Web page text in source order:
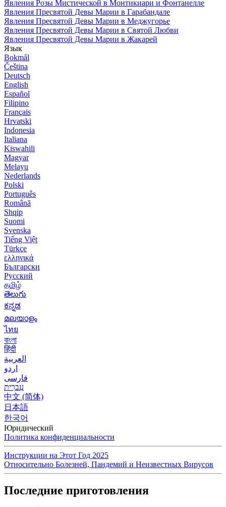
Явления Розы Мистической в Монтикиари и Фонтанелле
Явления Пресвятой Девы Марии в Гарабандале
Явления Пресвятой Девы Марии в Меджугорье
Явления Пресвятой Девы Марии в Святой Любви
Явления Пресвятой Девы Марии в Жакарей
Язык
Bokmål
Čeština
Deutsch
English
Español
Filipino
Français
Hrvatski
Indonesia
Italiana
Kiswahili
Magyar
Melayu
Nederlands
Polski
Português
Română
Shqip
Suomi
Svenska
Tiếng Việt
Türkçe
ελληνικά
Български
Русский
தமிழ்
తెలుగు
ಕನ್ನಡ
മലയാളം
ไทย
বাংলা
हिंदी
العربية
اردو
فارسی
עִברִית
中文 (简体)
日本語
한국어
Юридический
Политика конфиденциальности
Инструкции на Этот Год 2025
Относительно Болезней, Пандемий и Неизвестных Вирусов
Последние приготовления